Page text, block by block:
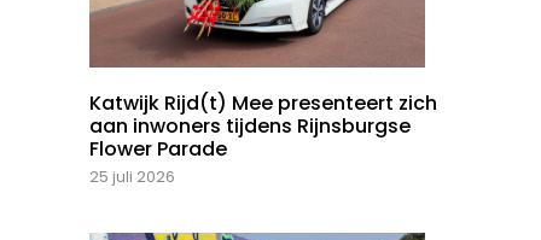
Katwijk Rijd(t) Mee presenteert zich
aan inwoners tijdens Rijnsburgse
Flower Parade
25 juli 2026